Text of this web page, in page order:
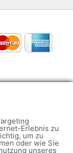
wie Hochzeit oder
Erlebnis zu
um zu
oder wie Sie
unseres